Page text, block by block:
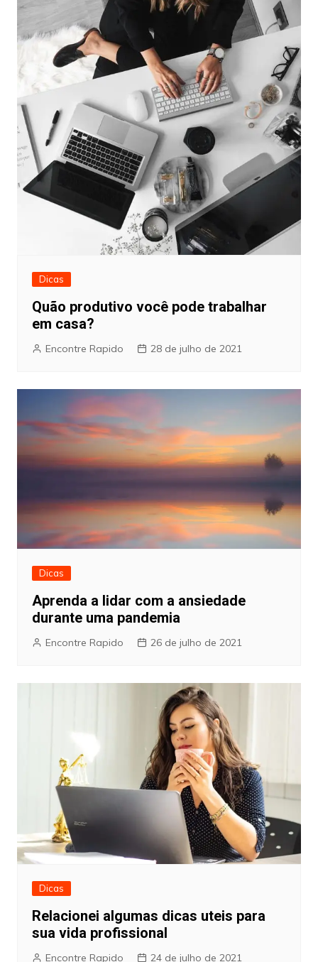
Dicas
Quão produtivo você pode trabalhar
em casa?
Encontre Rapido 28 de julho de 2021
Dicas
Aprenda a lidar com a ansiedade
durante uma pandemia
Encontre Rapido 26 de julho de 2021
Dicas
Relacionei algumas dicas uteis para
sua vida profissional
Encontre Rapido 24 de julho de 2021